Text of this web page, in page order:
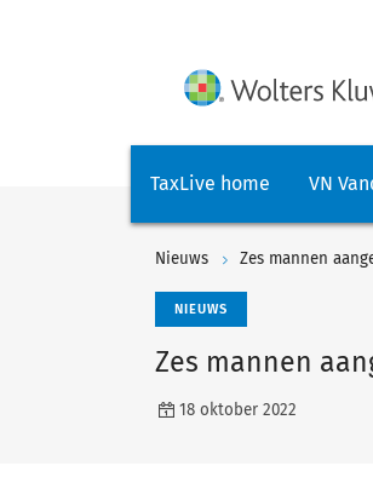
TaxLive home VN
Nieuws Zes mannen
NIEUWS
Zes mannen
18 oktober 2022